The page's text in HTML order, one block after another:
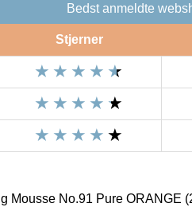
Bedst anmeldte
Stjerner
Mousse No.91 Pure ORANGE